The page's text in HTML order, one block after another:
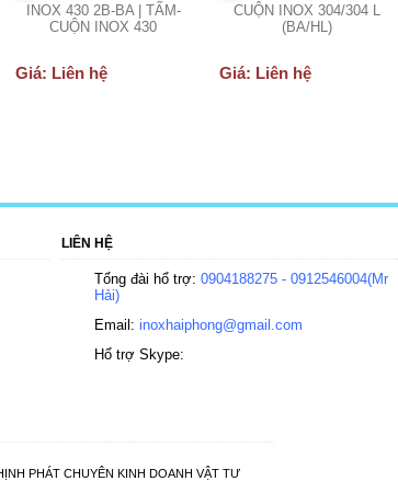
INOX 430 2B-BA | TẤM-
CUỘN INOX 430
Giá: Liên hệ
CUỘN INOX 304/304 L
(BA/HL)
Giá: Liên hệ
LIÊN HỆ
Tổng đài hổ trợ:0904188275 - 0912546004(Mr
Hải)
Email:inoxhaiphong@gmail.com
Hổ trợ Skype:
PHÁT CHUYÊN KINH DOANH VẬT TƯ